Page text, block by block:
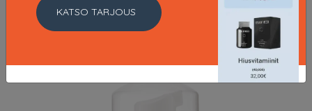
LISÄTIETOJA
KATSO TARJOUS